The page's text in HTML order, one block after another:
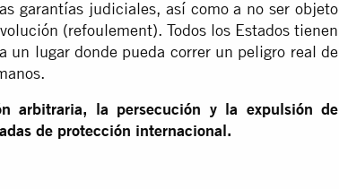
garantías judiciales, así como a no ser objeto
(refoulement). Todos los Estados tienen
un lugar donde pueda correr un peligro real de
arbitraria, la persecución y la expulsión de
de protección internacional.